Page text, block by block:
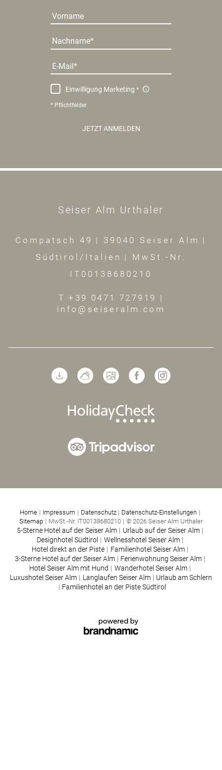
Vorname
Nachname
E-Mail
Einwilligung Marketing
* Pflichtfelder
JETZT ANMELDEN
Seiser Alm Urthaler
Compatsch 49 | 39040 Seiser Alm |
Südtirol/Italien | MwSt.-Nr.
IT00138680210
T +39 0471 727919 |
info@seiseralm.com
Home | Impressum | Datenschutz | Datenschutz-Einstellungen |
Sitemap | MwSt.-Nr. IT00138680210 | © 2026 Seiser Alm Urthaler
5-Sterne Hotel auf der Seiser Alm | Urlaub auf der Seiser Alm |
Designhotel Südtirol | Wellnesshotel Seiser Alm |
Hotel direkt an der Piste | Familienhotel Seiser Alm |
3-Sterne Hotel auf der Seiser Alm | Ferienwohnung Seiser Alm |
Hotel Seiser Alm mit Hund | Wanderhotel Seiser Alm |
Luxushotel Seiser Alm | Langlaufen Seiser Alm | Urlaub am Schlern
| Familienhotel an der Piste Südtirol